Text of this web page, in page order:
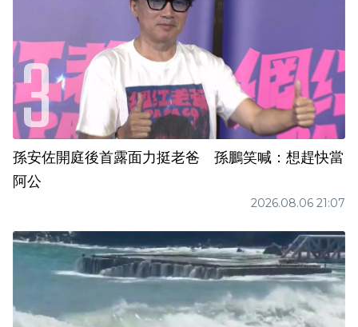
孫安佐開庭後首露面力挺老爸 孫鵬笑喊：想趕快當
阿公
2026.08.06 21:07